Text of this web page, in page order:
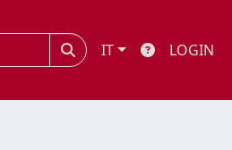
IT LOGIN